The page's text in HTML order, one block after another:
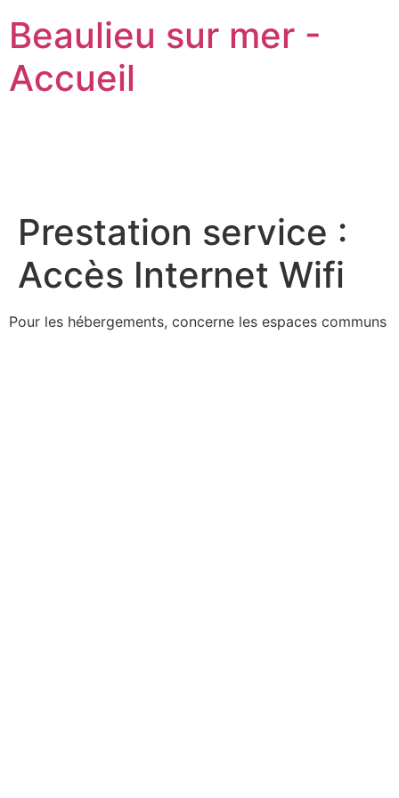
Beaulieu sur mer -
Accueil
Prestation service :
Accès Internet Wifi
Pour les hébergements, concerne les espaces communs